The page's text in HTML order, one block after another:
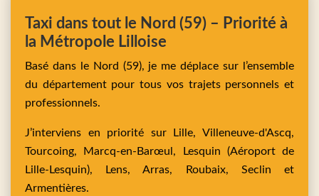
Taxi dans tout le Nord (59) – Priorité à
la Métropole Lilloise
Basé dans le Nord (59), je me déplace sur l’ensemble
du département pour tous vos trajets personnels et
professionnels.
J’interviens en priorité surLille,Villeneuve-d'Ascq,
Tourcoing,
Marcq-en-Barœul, Lesquin (Aéroport de
Lille-Lesquin), Lens,Arras, Roubaix, Seclin et
Armentières.